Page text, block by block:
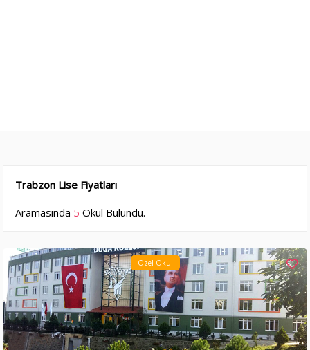
Trabzon Lise Fiyatları
Aramasında 5 Okul Bulundu.
Özel Okul